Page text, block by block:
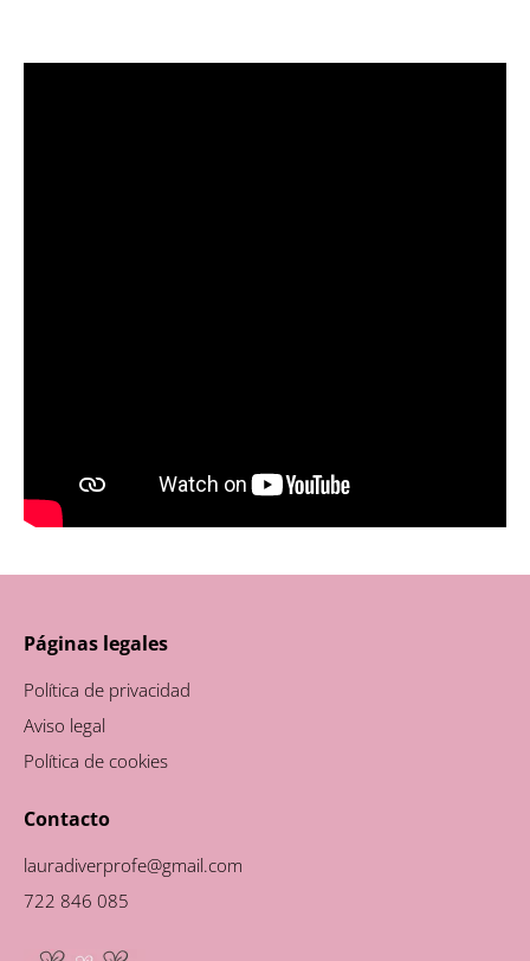
Páginas legales
Política de privacidad
Aviso legal
Política de cookies
Contacto
lauradiverprofe@gmail.com
722 846 085